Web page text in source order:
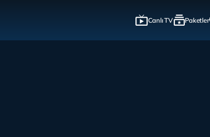
Canlı TV Paketler